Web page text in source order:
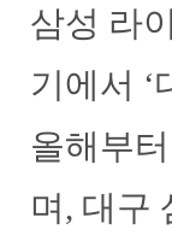
삼성 라
기에서
올해부
며, 대구